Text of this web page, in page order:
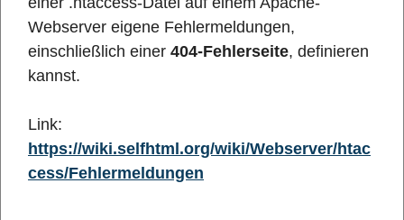
Webserver eigene Fehlermeldungen,
einschließlich einer 404-Fehlerseite, definieren
kannst.
Link:
https://wiki.selfhtml.org/wiki/Webserver/htac
cess/Fehlermeldungen